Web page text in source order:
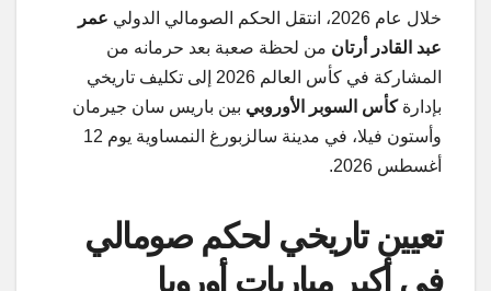
خلال عام 2026، انتقل الحكم الصومالي الدولي
عمر
عبد القادر أرتان من لحظة صعبة بعد حرمانه من
المشاركة في كأس العالم 2026 إلى تكليف تاريخي
بإدارةكأس السوبر الأوروبي بين باريس سان جيرمان
وأستون فيلا، في مدينة سالزبورغ النمساوية يوم 12
أغسطس 2026.
تعيين تاريخي لحكم صومالي
في أكبر مباريات أوروبا